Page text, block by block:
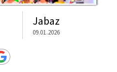
Jabaz
09.01.2026